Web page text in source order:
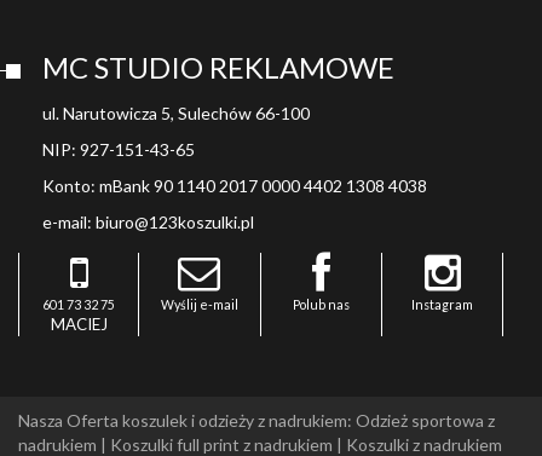
MC STUDIO REKLAMOWE
ul. Narutowicza 5, Sulechów 66-100
NIP: 927-151-43-65
Konto: mBank 90 1140 2017 0000 4402 1308 4038
e-mail: biuro@123koszulki.pl
601 73 32 75
MACIEJ
Wyślij e-mail Polub nas Instagram
Nasza Oferta koszulek i odzieży z nadrukiem: Odzież sportowa z
nadrukiem | Koszulki full print z nadrukiem | Koszulki z nadrukiem